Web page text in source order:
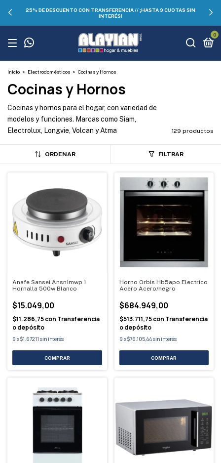
25% DE DESCUENTO CON TRANSFERENCIA // ¡HASTA 9 CUOTAS SIN
INTERÉS!
0
Inicio > Electrodomésticos > Cocinas y Hornos
Cocinas y Hornos
Cocinas y hornos para el hogar, con variedad de
modelos y funciones. Marcas como Siam,
Electrolux, Longvie, Volcan y Atma
129 productos
ORDENAR FILTRAR
Anafe Sansei Ansn1mwp 1
Hornalla 500w Blanco
$15.049,00
$11.286,75con Transferencia
o depósito
9 x$1.672,11 sin interés
Horno Orbis Hb5apo Electrico
Acero Acero/negro
$684.949,00
$513.711,75con Transferencia
o depósito
9 x$76.105,44sin interés